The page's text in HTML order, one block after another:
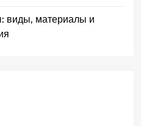
виды, материалы и